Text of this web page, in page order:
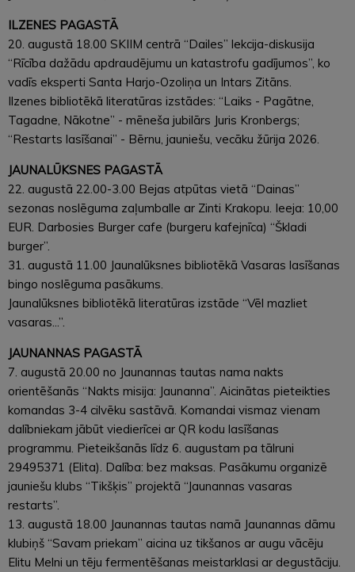
ILZENES PAGASTĀ
20. augustā 18.00 SKIIM centrā “Dailes” lekcija-diskusija
“Rīcība dažādu apdraudējumu un katastrofu gadījumos”, ko
vadīs eksperti Santa Harjo-Ozoliņa un Intars Zitāns.
Ilzenes bibliotēkā literatūras izstādes: “Laiks - Pagātne,
Tagadne, Nākotne” - mēneša jubilārs Juris Kronbergs;
“Restarts lasīšanai” - Bērnu, jauniešu, vecāku žūrija 2026.
JAUNALŪKSNES PAGASTĀ
22. augustā 22.00-3.00 Bejas atpūtas vietā “Dainas”
sezonas noslēguma zaļumballe ar Zinti Krakopu. Ieeja: 10,00
EUR. Darbosies Burger cafe (burgeru kafejnīca) “Škladi
burger”.
31. augustā 11.00 Jaunalūksnes bibliotēkā Vasaras lasīšanas
bingo noslēguma pasākums.
Jaunalūksnes bibliotēkā literatūras izstāde “Vēl mazliet
vasaras...”.
JAUNANNAS PAGASTĀ
7. augustā 20.00 no Jaunannas tautas nama nakts
orientēšanās “Nakts misija: Jaunanna”. Aicinātas pieteikties
komandas 3-4 cilvēku sastāvā. Komandai vismaz vienam
dalībniekam jābūt viedierīcei ar QR kodu lasīšanas
programmu. Pieteikšanās līdz 6. augustam pa tālruni
29495371 (Elita). Dalība: bez maksas. Pasākumu organizē
jauniešu klubs “Tikšķis” projektā “Jaunannas vasaras
restarts”.
13. augustā 18.00 Jaunannas tautas namā Jaunannas dāmu
klubiņš “Savam priekam” aicina uz tikšanos ar augu vācēju
Elitu Melni un tēju fermentēšanas meistarklasi ar degustāciju.